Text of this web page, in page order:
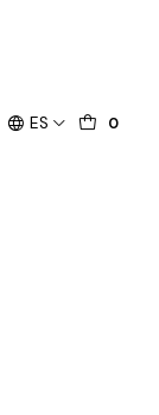
ES 0